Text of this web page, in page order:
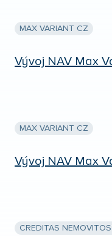
MAX VARIANT CZ
Vývoj NAV Max
MAX VARIANT CZ
Vývoj NAV Max
CREDITAS